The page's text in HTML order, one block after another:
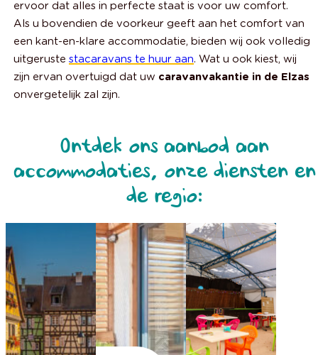
ervoor dat alles in perfecte staat is voor uw comfort.
Als u bovendien de voorkeur geeft aan het comfort van
een kant-en-klare accommodatie, bieden wij ook volledig
uitgerustestacaravans te huur aan. Wat u ook kiest, wij
zijn ervan overtuigd dat uw caravanvakantie in de Elzas
onvergetelijk zal zijn.
Ontdek ons aanbod aan
accommodaties, onze diensten en
de regio: